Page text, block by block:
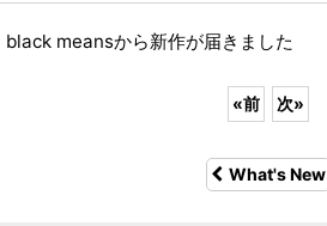
black meansから新作が届きました
«前 次»
What's New